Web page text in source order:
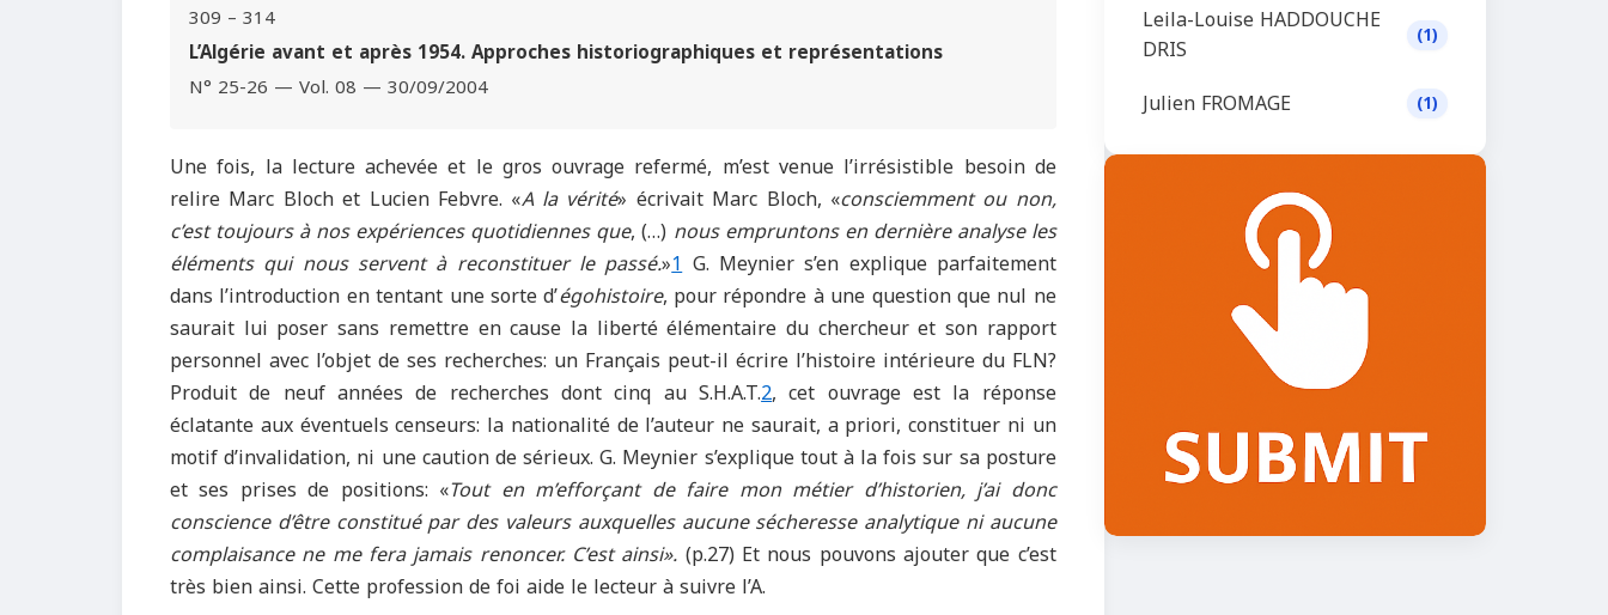
309 – 314
L’Algérie avant et après 1954. Approches historiographiques et représentations
N° 25-26 — Vol. 08 — 30/09/2004
Une fois, la lecture achevée et le gros ouvrage refermé, m’est venue l’irrésistible besoin de
relire Marc Bloch et Lucien Febvre. «A la vérité» écrivait Marc Bloch, «consciemment ou non,
c’est toujours à nos expériences quotidiennes que, (…) nous empruntons en dernière analyse les
éléments qui nous servent à reconstituer le passé.»1G. Meynier s’en explique parfaitement
dans l’introduction en tentant une sorte d’égohistoire, pour répondre à une question que nul ne
saurait lui poser sans remettre en cause la liberté élémentaire du chercheur et son rapport
personnel avec l’objet de ses recherches: un Français peut-il écrire l’histoire intérieure du FLN?
Produit de neuf années de recherches dont cinq au S.H.A.T.2, cet ouvrage est la réponse
éclatante aux éventuels censeurs: la nationalité de l’auteur ne saurait, a priori, constituer ni un
motif d’invalidation, ni une caution de sérieux. G. Meynier s’explique tout à la fois sur sa posture
et ses prises de positions: «Tout en m’efforçant de faire mon métier d’historien, j’ai donc
conscience d’être constitué par des valeurs auxquelles aucune sécheresse analytique ni aucune
complaisance ne me fera jamais renoncer. C’est ainsi». (p.27) Et nous pouvons ajouter que c’est
très bien ainsi. Cette profession de foi aide le lecteur à suivre l’A.
Leila-Louise HADDOUCHE
DRIS
(1)
Julien FROMAGE (1)